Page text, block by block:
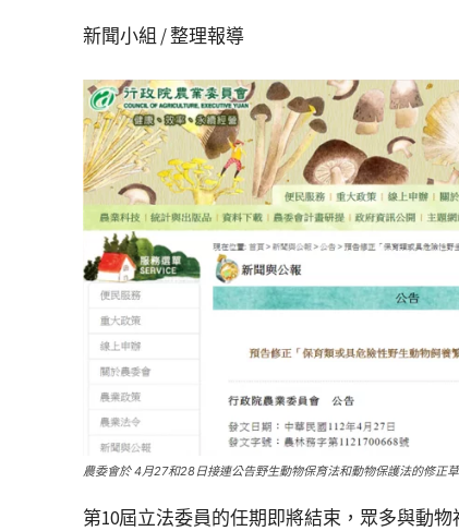
新聞小組 / 整理報導
農委會於 4月27和28日接連公告野生動物保育法和動物保護法的修正
第10屆立法委員的任期即將結束，眾多與動